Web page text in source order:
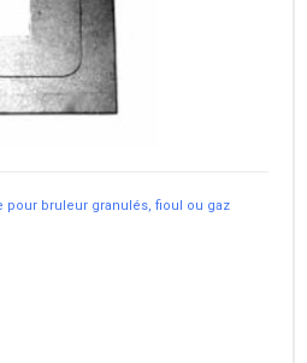
pour bruleur granulés, fioul ou gaz